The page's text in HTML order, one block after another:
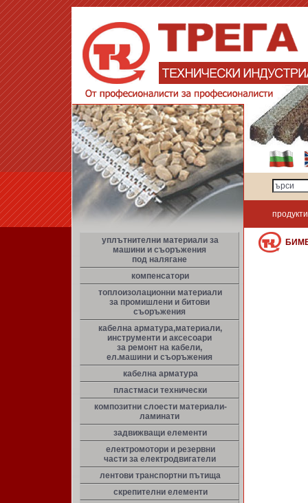
продукти
уплътнителни материали за
машини и съоръжения
под налягане
компенсатори
топлоизолационни материали
за промишлени и битови
съоръжения
кабелна арматура,материали,
инструменти и аксесоари
за ремонт на кабели,
ел.машини и съоръжения
кабелна арматура
пластмаси технически
композитни слоести материали-
ламинати
задвижващи елементи
електромотори и резервни
части за електродвигатели
лентови транспортни пътища
скрепителни елементи